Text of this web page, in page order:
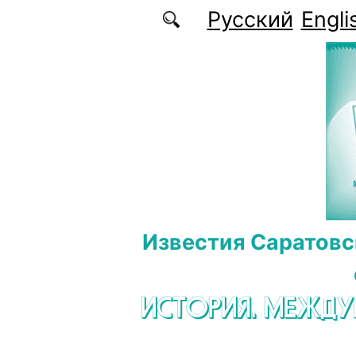
Перейти к основному содержаниюРусский
Известия
ИСТОРИЯ.